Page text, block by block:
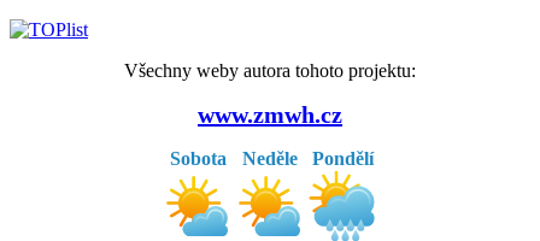
Všechny weby autora tohoto projektu:
www.zmwh.cz
Sobota Neděle Pondělí